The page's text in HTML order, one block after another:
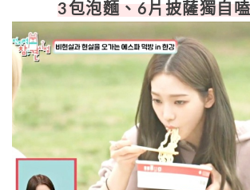
3包泡麵、6片披薩獨自